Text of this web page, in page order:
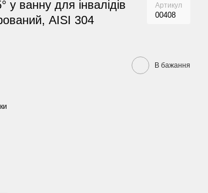
у ванну для інвалідів
AISI 304
Артикул
00408
В бажання